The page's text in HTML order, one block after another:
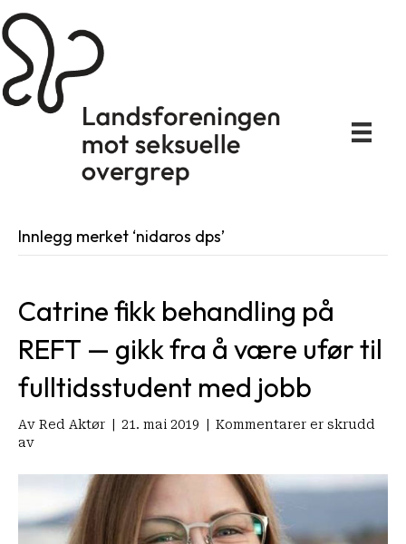
Innlegg merket ‘nidaros dps’
Catrine fikk behandling på
REFT — gikk fra å være ufør til
fulltidsstudent med jobb
Av Red Aktør 21. mai 2019
Kommentarer er skrudd
avfor
fikk
behandling
på
REFT